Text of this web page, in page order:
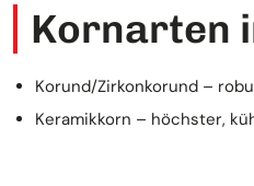
Kornarten
Korund/Zirkonkorund –
Keramikkorn – höchster,